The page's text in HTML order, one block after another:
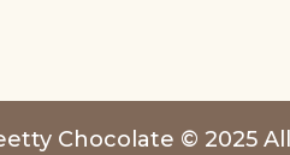
Chocolate © 2025